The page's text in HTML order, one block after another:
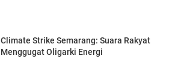
Climate Strike Semarang: Suara Rakyat
Menggugat Oligarki Energi